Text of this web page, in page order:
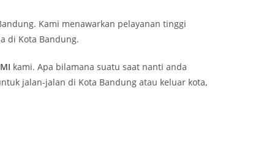
Kami menawarkan pelayanan tinggi
di Kota Bandung.
kami. Apa bilamana suatu saat nanti anda
jalan-jalan di Kota Bandung atau keluar kota,